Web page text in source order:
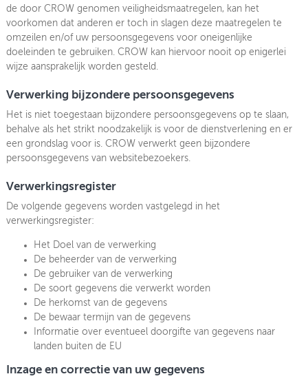
de door CROW genomen veiligheidsmaatregelen, kan het
voorkomen dat anderen er toch in slagen deze maatregelen te
omzeilen en/of uw persoonsgegevens voor oneigenlijke
doeleinden te gebruiken. CROW kan hiervoor nooit op enigerlei
wijze aansprakelijk worden gesteld.
Verwerking bijzondere persoonsgegevens
Het is niet toegestaan bijzondere persoonsgegevens op te slaan,
behalve als het strikt noodzakelijk is voor de dienstverlening en er
een grondslag voor is. CROW verwerkt geen bijzondere
persoonsgegevens van websitebezoekers.
Verwerkingsregister
De volgende gegevens worden vastgelegd in het
verwerkingsregister:
Het Doel van de verwerking
De beheerder van de verwerking
De gebruiker van de verwerking
De soort gegevens die verwerkt worden
De herkomst van de gegevens
De bewaar termijn van de gegevens
Informatie over eventueel doorgifte van gegevens naar
landen buiten de EU
Inzage en correctie van uw gegevens